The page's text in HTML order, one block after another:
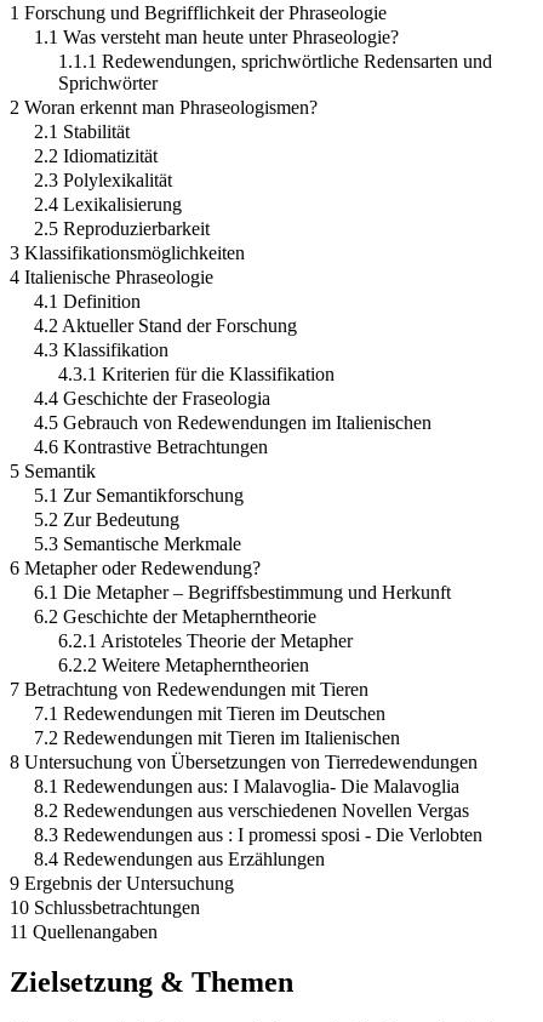
1 Forschung und Begrifflichkeit der Phraseologie
1.1 Was versteht man heute unter Phraseologie?
1.1.1 Redewendungen, sprichwörtliche Redensarten und
Sprichwörter
2 Woran erkennt man Phraseologismen?
2.1 Stabilität
2.2 Idiomatizität
2.3 Polylexikalität
2.4 Lexikalisierung
2.5 Reproduzierbarkeit
3 Klassifikationsmöglichkeiten
4 Italienische Phraseologie
4.1 Definition
4.2 Aktueller Stand der Forschung
4.3 Klassifikation
4.3.1 Kriterien für die Klassifikation
4.4 Geschichte der Fraseologia
4.5 Gebrauch von Redewendungen im Italienischen
4.6 Kontrastive Betrachtungen
5 Semantik
5.1 Zur Semantikforschung
5.2 Zur Bedeutung
5.3 Semantische Merkmale
6 Metapher oder Redewendung?
6.1 Die Metapher – Begriffsbestimmung und Herkunft
6.2 Geschichte der Metapherntheorie
6.2.1 Aristoteles Theorie der Metapher
6.2.2 Weitere Metapherntheorien
7 Betrachtung von Redewendungen mit Tieren
7.1 Redewendungen mit Tieren im Deutschen
7.2 Redewendungen mit Tieren im Italienischen
8 Untersuchung von Übersetzungen von Tierredewendungen
8.1 Redewendungen aus: I Malavoglia- Die Malavoglia
8.2 Redewendungen aus verschiedenen Novellen Vergas
8.3 Redewendungen aus : I promessi sposi - Die Verlobten
8.4 Redewendungen aus Erzählungen
9 Ergebnis der Untersuchung
10 Schlussbetrachtungen
11 Quellenangaben
Zielsetzung & Themen